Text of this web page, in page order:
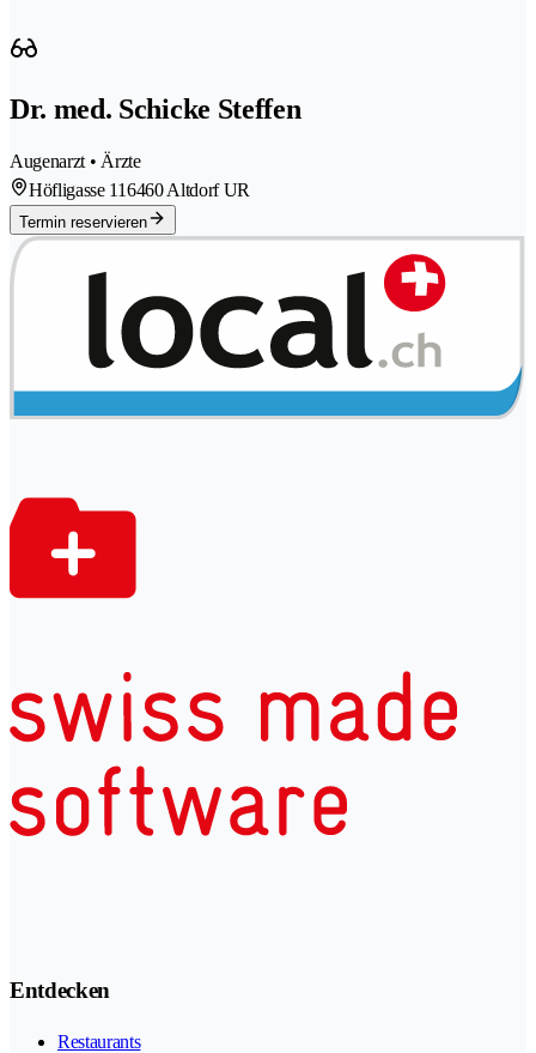
Dr. med. Schicke Steffen
Augenarzt • Ärzte
Höfligasse 116460 Altdorf UR
Termin reservieren
Entdecken
Restaurants